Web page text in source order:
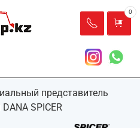
представитель
DANA SPICER
0